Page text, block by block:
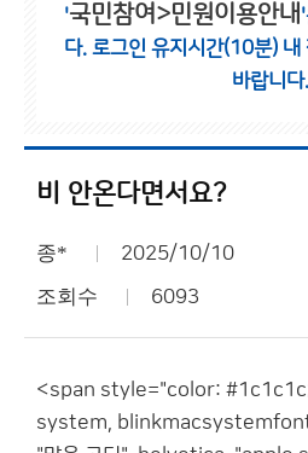
'국민참여>민원이용안내 '
다. 로그인 유지시간(10분) 내
바랍니다.
비 안온다면서요?
종* 2025/10/10
조회수 6093
<span style="color:
system,